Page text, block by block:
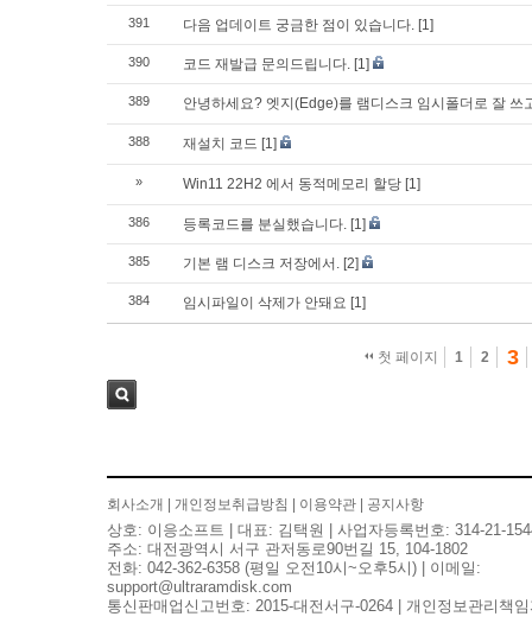
391 다음 업데이트 궁금한 점이 있습니다. [1]
390 코드 재발급 문의드립니다. [1]
389 안녕하세요? 엣지(Edge)를 램디스크 임시폴더로 잘
388 재설치 코드 [1]
» Win11 22H2 에서 동적메모리 할당 [1]
386 등록코드를 분실했습니다. [1]
385 기본 램 디스크 저장에서. [2]
384 임시파일이 삭제가 안돼요 [1]
첫 페이지 1 2 3
회사소개 개인정보취급방침 이용약관 공지사항
상호: 이응소프트 | 대표: 김택원 | 사업자등록번호: 314-21-
주소: 대전광역시 서구 관저동로90번길 15, 104-1802
전화: 042-362-6358 (평일 오전10시~오후5시) | 이메일:
support@ultraramdisk.com
통신판매업신고번호: 2015-대전서구-0264 | 개인정보관리책